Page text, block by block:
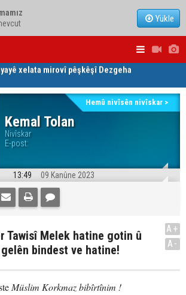
Yükle
kir
Kerkûkê Muhammed Saman red kir
Kemal Tolan
Nivîskar
E-post:
Hemû nivîsên nivîskar >
13:49 09 Kanûne 2023
Tawisî Melek hatine gotin û
bindest ve hatine!
A+
A-
Müslim Korkmaz bibîrtînim !